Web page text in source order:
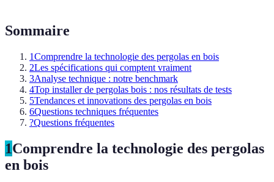
Sommaire
1Comprendre la technologie des pergolas en bois
2Les spécifications qui comptent vraiment
3Analyse technique : notre benchmark
4Top installer de pergolas bois : nos résultats de tests
5Tendances et innovations des pergolas en bois
6Questions techniques fréquentes
?Questions fréquentes
1Comprendre la technologie des pergolas
en bois